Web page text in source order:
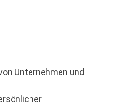
Unternehmen und